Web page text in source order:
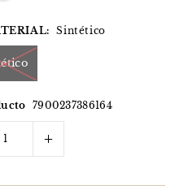
Sintético
7900237386164
+